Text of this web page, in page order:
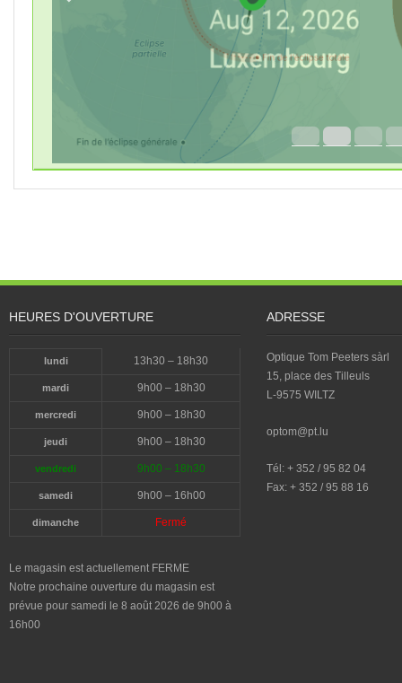
HEURES D'OUVERTURE
lundi 13h30 – 18h30
mardi 9h00 – 18h30
mercredi 9h00 – 18h30
jeudi 9h00 – 18h30
vendredi 9h00 – 18h30
samedi 9h00 – 16h00
dimanche Fermé
Le magasin est actuellement FERME
Notre prochaine ouverture du magasin est
prévue pour samedi le 8 août 2026 de 9h00 à
16h00
ADRESSE
Optique Tom Peeters sàrl
15, place des Tilleuls
L-9575 WILTZ
optom@pt.lu
Tél: + 352 / 95 82 04
Fax: + 352 / 95 88 16